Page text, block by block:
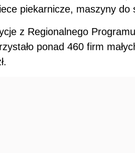
piekarnicze, maszyny do
z Regionalnego
ponad 460 firm